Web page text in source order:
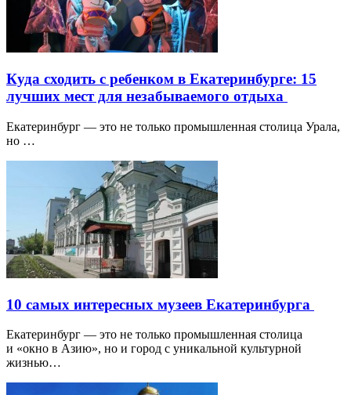
Куда сходить с ребенком в Екатеринбурге: 15
лучших мест для незабываемого отдыха
Екатеринбург — это не только промышленная столица Урала,
но …
10 самых интересных музеев Екатеринбурга
Екатеринбург — это не только промышленная столица
и «окно в Азию», но и город с уникальной культурной
жизнью…